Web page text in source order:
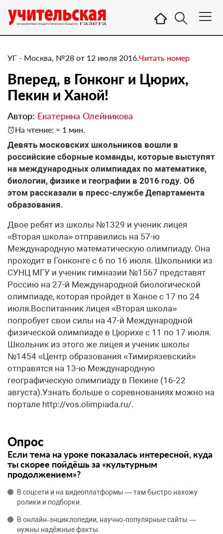
УГ - Москва, №28 от 12 июля 2016.Читать номер
Вперед, в Гонконг и Цюрих,
Пекин и Ханой!
Автор: Екатерина Олейникова
На чтение: ≈ 1 мин.
Девять московских школьников вошли в
российские сборные команды, которые выступят
на международных олимпиадах по математике,
биологии, физике и географии в 2016 году. Об
этом рассказали в пресс-службе Департамента
образования.
Двое ребят из школы №1329 и ученик лицея
«Вторая школа» отправились на 57-ю
Международную математическую олимпиаду. Она
проходит в Гонконге с 6 по 16 июля. Школьники из
СУНЦ МГУ и ученик гимназии №1567 представят
Россию на 27-й Международной биологической
олимпиаде, которая пройдет в Ханое с 17 по 24
июля.Воспитанник лицея «Вторая школа»
попробует свои силы на 47-й Международной
физической олимпиаде в Цюрихе с 11 по 17 июля.
Школьник из этого же лицея и ученик школы
№1454 «Центр образования «Тимирязевский»
отправятся на 13-ю Международную
географическую олимпиаду в Пекине (16-22
августа).Узнать больше о соревнованиях можно на
портале http://vos.olimpiada.ru/.
Опрос
Если тема на уроке показалась интересной, куда
ты скорее пойдёшь за «культурным
продолжением»?
В соцсети и на видеоплатформы — там быстро нахожу
ролики и подборки.
В онлайн‑энциклопедии, научно‑популярные сайты —
нужны надёжные факты.